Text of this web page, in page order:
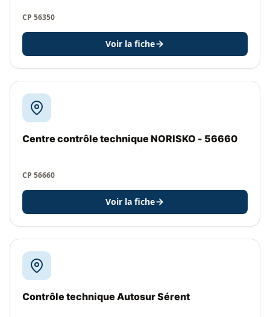
CP 56350
Voir la fiche
Centre contrôle technique NORISKO - 56660
CP 56660
Voir la fiche
Contrôle technique Autosur Sérent